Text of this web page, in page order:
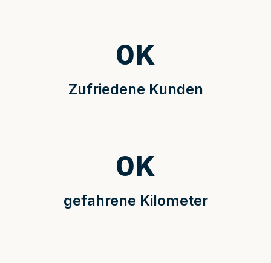
Zufriedene Kunden
0K
gefahrene Kilometer
0K